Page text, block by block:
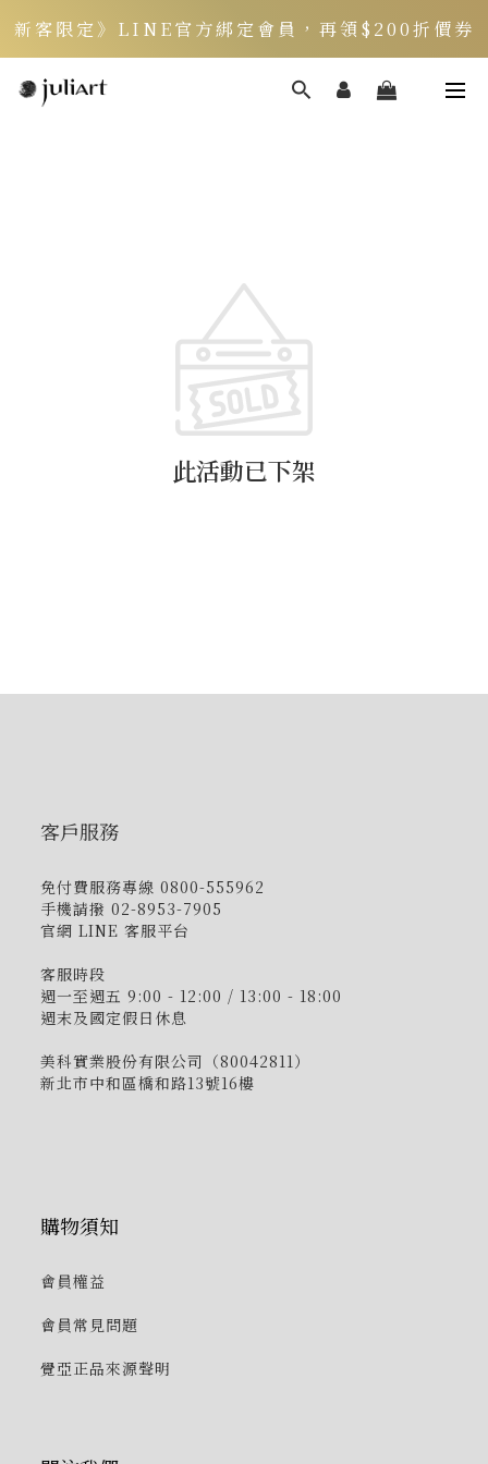
新客限定》LINE官方綁定會員，再領$200折價券
頭皮健康月》居家養護丨夏季限定組好評熱銷中 ▸
此活動已下架
客戶服務
免付費服務專線 0800-555962
手機請撥 02-8953-7905
官網 LINE 客服平台
客服時段
週一至週五 9:00 - 12:00 / 13:00 - 18:00
週末及國定假日休息
美科實業股份有限公司（80042811）
新北市中和區橋和路13號16樓
購物須知
會員權益
會員常見問題
覺亞正品來源聲明